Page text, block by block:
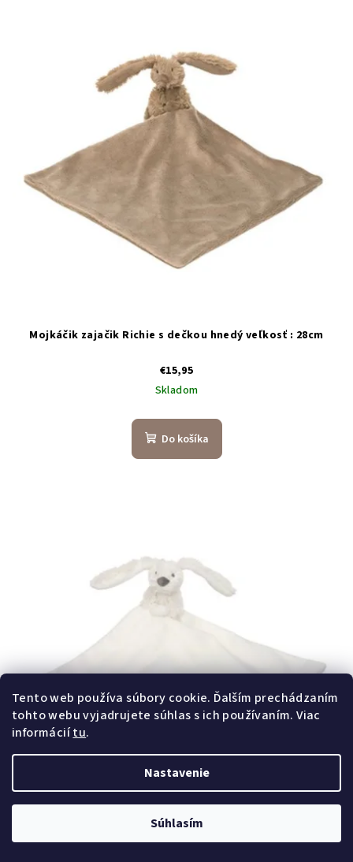
Tento web používa súbory cookie. Ďalším prechádzaním
tohto webu vyjadrujete súhlas s ich používaním. Viac
informáciítu.
Nastavenie
Súhlasím
Mojkáčik zajačik Richie s dečkou hnedý veľkosť : 28cm
€15,95
Skladom
Do košíka
Mojkáčik zajačik Richie s dečkou krémový veľkosť : 28cm